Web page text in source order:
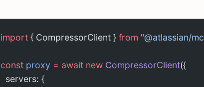
import { CompressorClient } from "@atlassian/
const proxy = await new CompressorClient({
  servers: {